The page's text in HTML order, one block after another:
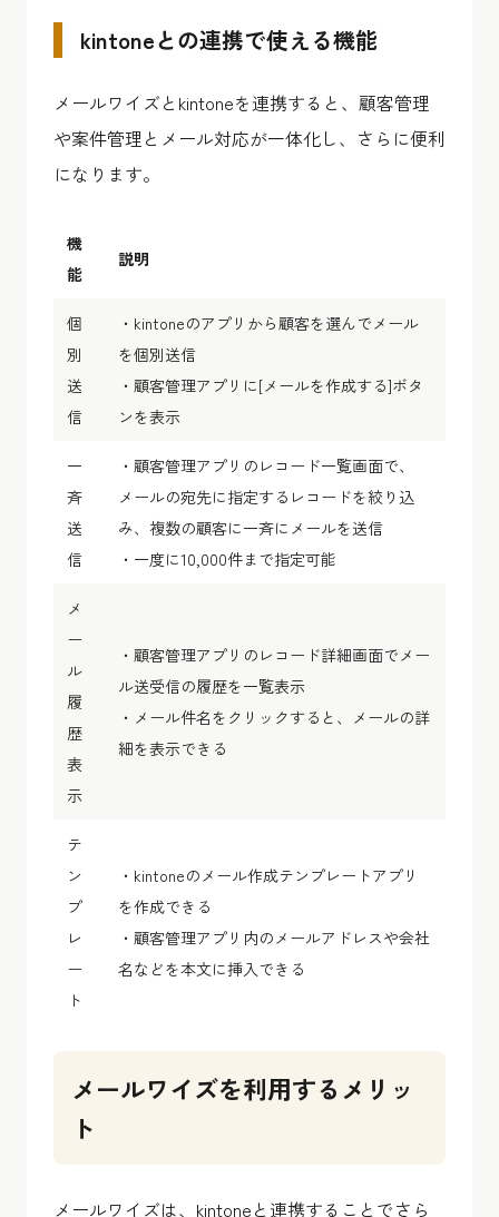
kintoneとの連携で使える機能
メールワイズとkintoneを連携すると、顧客管理
や案件管理とメール対応が一体化し、さらに便利
になります。
機
能
説明
個
別
送
信
・kintoneのアプリから顧客を選んでメール
を個別送信
・顧客管理アプリに[メールを作成する]ボタ
ンを表示
一
斉
送
信
・顧客管理アプリのレコード一覧画面で、
メールの宛先に指定するレコードを絞り込
み、複数の顧客に一斉にメールを送信
・一度に10,000件まで指定可能
メ
ー
ル
履
歴
表
示
・顧客管理アプリのレコード詳細画面でメー
ル送受信の履歴を一覧表示
・メール件名をクリックすると、メールの詳
細を表示できる
テ
ン
プ
レ
ー
ト
・kintoneのメール作成テンプレートアプリ
を作成できる
・顧客管理アプリ内のメールアドレスや会社
名などを本文に挿入できる
メールワイズを利用するメリッ
ト
メールワイズは、kintoneと連携することでさら